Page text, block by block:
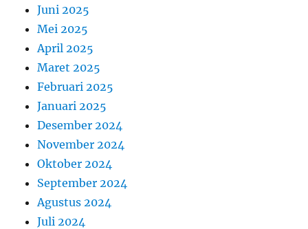
Juni 2025
Mei 2025
April 2025
Maret 2025
Februari 2025
Januari 2025
Desember 2024
November 2024
Oktober 2024
September 2024
Agustus 2024
Juli 2024